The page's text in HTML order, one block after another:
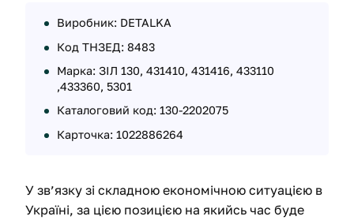
Виробник: DETALKA
Код ТНЗЕД: 8483
Марка: ЗІЛ 130, 431410, 431416, 433110
,433360, 5301
Каталоговий код: 130-2202075
Карточка: 1022886264
У зв’язку зі складною економічною ситуацією в
Україні, за цією позицією на якийсь час буде